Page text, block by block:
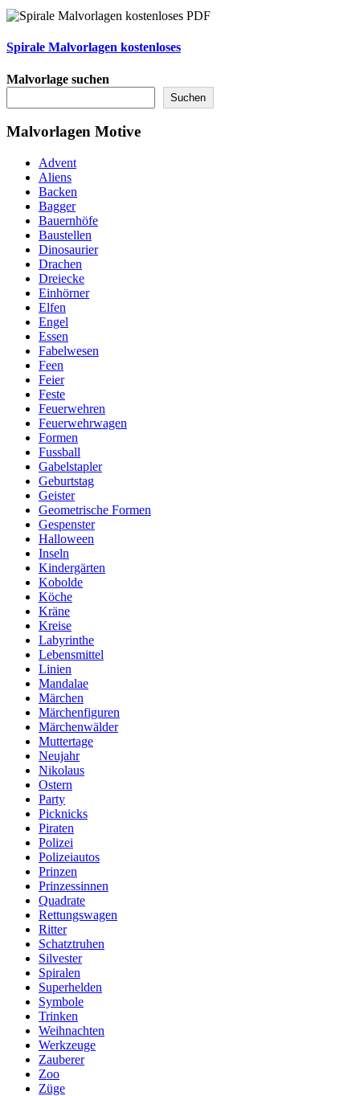
Spirale Malvorlagen kostenloses
Malvorlage suchen
Suchen
Malvorlagen Motive
Advent
Aliens
Backen
Bagger
Bauernhöfe
Baustellen
Dinosaurier
Drachen
Dreiecke
Einhörner
Elfen
Engel
Essen
Fabelwesen
Feen
Feier
Feste
Feuerwehren
Feuerwehrwagen
Formen
Fussball
Gabelstapler
Geburtstag
Geister
Geometrische Formen
Gespenster
Halloween
Inseln
Kindergärten
Kobolde
Köche
Kräne
Kreise
Labyrinthe
Lebensmittel
Linien
Mandalae
Märchen
Märchenfiguren
Märchenwälder
Muttertage
Neujahr
Nikolaus
Ostern
Party
Picknicks
Piraten
Polizei
Polizeiautos
Prinzen
Prinzessinnen
Quadrate
Rettungswagen
Ritter
Schatztruhen
Silvester
Spiralen
Superhelden
Symbole
Trinken
Weihnachten
Werkzeuge
Zauberer
Zoo
Züge